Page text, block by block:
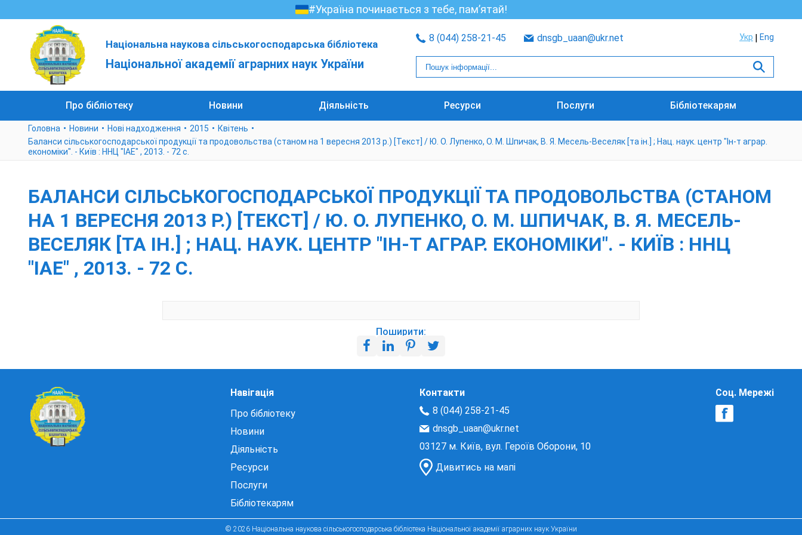
#Україна починається з тебе, пам’ятай!
Національна наукова сільськогосподарська бібліотека
Національної академії аграрних наук України
8 (044) 258-21-45 dnsgb_uaan@ukr.net Укр Eng
Про бібліотеку Новини Діяльність Ресурси Послуги Бібліотекарям
Головна Новини Нові надходження 2015
Квітень
Баланси сільськогосподарської продукції та продовольства (станом на 1 вересня 2013 р.) [Текст] / Ю. О. Лупенко, О. М. Шпичак, В. Я. Месель-Веселяк [та ін.] ; Нац. наук. центр "Ін-т аграр.
економіки". - Київ : ННЦ "ІАЕ" , 2013. - 72 с.
БАЛАНСИ СІЛЬСЬКОГОСПОДАРСЬКОЇ ПРОДУКЦІЇ ТА ПРОДОВОЛЬСТВА (СТАНОМ
НА 1 ВЕРЕСНЯ 2013 Р.) [ТЕКСТ] / Ю. О. ЛУПЕНКО, О. М. ШПИЧАК, В. Я. МЕСЕЛЬ-
ВЕСЕЛЯК [ТА ІН.] ; НАЦ. НАУК. ЦЕНТР "ІН-Т АГРАР. ЕКОНОМІКИ". - КИЇВ : ННЦ
"ІАЕ" , 2013. - 72 С.
Поширити:
Навігація
Про бібліотеку
Новини
Діяльність
Ресурси
Послуги
Бібліотекарям
Контакти
8 (044) 258-21-45
dnsgb_uaan@ukr.net
03127 м. Київ, вул. Героїв Оборони, 10
Дивитись на мапі
Соц. Мережі
© 2026 Національна наукова сільськогосподарська бібліотека Національної академії аграрних наук України